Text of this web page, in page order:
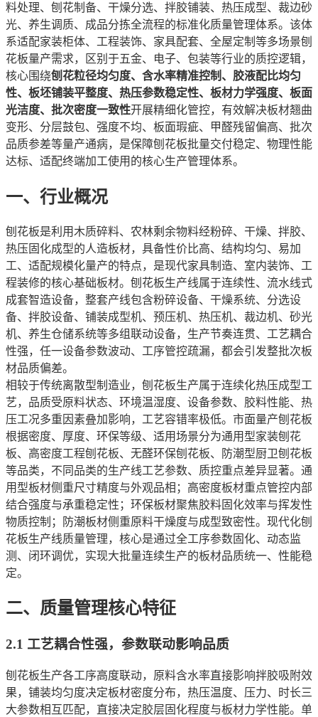
料处理、刨花制备、干燥分选、拌胶铺装、热压成型、裁边砂
光、养生调质、成品分拣全流程的标准化质量管理体系。该体
系适配家装柜体、工程装饰、家具配套、全屋定制等多场景刨
花板量产需求，区别于五金、电子、包装等行业的质控逻辑，
核心围绕刨花粒径均匀度、含水率精准控制、胶液配比均匀
性、板坯铺装平整度、热压参数稳定性、板材力学强度、板面
光洁度、批次密度一致性开展精细化管控，有效解决板材翘曲
变形、分层鼓包、强度不均、板面瑕疵、甲醛残留偏高、批次
品质参差等量产通病，是保障刨花板批量交付稳定、物理性能
达标、适配终端加工使用的核心生产管理体系。
一、行业概况
刨花板是利用木质碎料、农林剩余物料经粉碎、干燥、拌胶、
热压固化成型的人造板材，具备性价比高、结构均匀、易加
工、适配规模化量产的特点，是现代家具制造、室内装饰、工
程装修的核心基础板材。刨花板生产线属于连续性、流水线式
成套智造设备，整套产线包含粉碎设备、干燥系统、分选设
备、拌胶设备、铺装成型机、预压机、热压机、裁边机、砂光
机、养生仓储系统等多组联动设备，生产节奏连贯、工艺耦合
性强，任一设备参数波动、工序管控疏漏，都会引发整批次板
材品质偏差。
相较于传统离散型制造业，刨花板生产属于连续化热压成型工
艺，品质受原料状态、环境温湿度、设备参数、胶料性能、热
压工况多重因素叠加影响，工艺容错率极低。市面量产刨花板
根据密度、厚度、环保等级、适用场景分为通用型家装刨花
板、高密度工程刨花板、无醛环保刨花板、防潮型厨卫刨花板
等品类，不同品类的生产线工艺参数、质控重点差异显著。通
用型板材侧重尺寸精度与外观品相；高密度板材重点管控内部
结合强度与承重稳定性；环保板材聚焦胶料固化效率与挥发性
物质控制；防潮板材侧重原料干燥度与成型致密性。现代化刨
花板生产线质量管理，核心是通过全工序参数固化、动态监
测、闭环调优，实现大批量连续生产的板材品质统一、性能稳
定。
二、质量管理核心特征
2.1 工艺耦合性强，参数联动影响品质
刨花板生产各工序高度联动，原料含水率直接影响拌胶吸附效
果，铺装均匀度决定板材密度分布，热压温度、压力、时长三
大参数相互匹配，直接决定胶层固化程度与板材力学性能。单